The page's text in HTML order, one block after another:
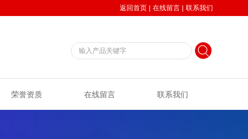
返回首页 | 在线留言 | 联系我们
荣誉资质 在线留言 联系我们